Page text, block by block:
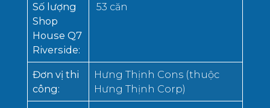
Số lượng
Shop
House Q7
Riverside:
53 căn
Đơn vị thi
công:
Hưng Thịnh Cons (thuộc
Hưng Thịnh Corp)